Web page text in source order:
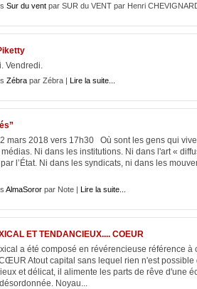
Sur du vent par SUR du VENT par Henri
Vendredi.
Zébra par Zébra | Lire la suite...
mars 2018 vers 17h30 Où sont les gens qui
Ni dans les institutions. Ni dans l'art «
l’État. Ni dans les syndicats, ni dans les
AlmaSoror par Note | Lire la suite...
ET TENDANCIEUX.... COEUR
a été composé en révérencieuse référence à
Atout capital sans lequel rien n'est possible
et délicat, il alimente les parts de rêve d'une
Noyau...